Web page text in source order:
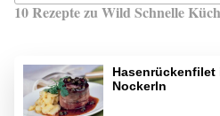
10 Rezepte zu Wild Schnelle
Hasenrückenfilet
Nockerln